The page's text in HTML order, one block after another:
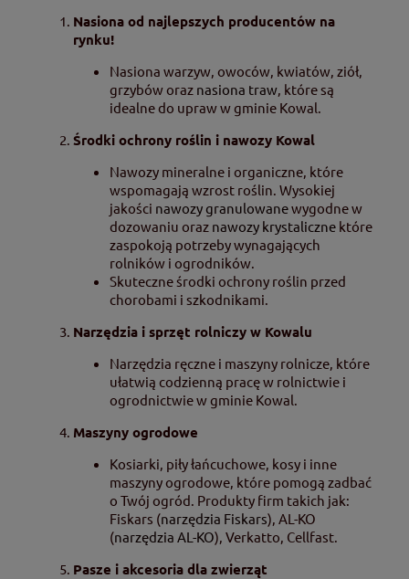
Nasiona od najlepszych producentów na
rynku!
Nasiona warzyw, owoców, kwiatów, ziół,
grzybów oraz nasiona traw, które są
idealne do upraw w gminie Kowal.
Środki ochrony roślin i nawozy Kowal
Nawozy mineralne i organiczne, które
wspomagają wzrost roślin. Wysokiej
jakości nawozy granulowanewygodne w
dozowaniu oraz nawozy krystaliczne które
zaspokoją potrzeby wynagających
rolników i ogrodników.
Skuteczne środki ochrony roślin przed
chorobami i szkodnikami.
Narzędzia i sprzęt rolniczy w Kowalu
Narzędzia ręczne i maszyny rolnicze, które
ułatwią codzienną pracę w rolnictwie i
ogrodnictwie w gminie Kowal.
Maszyny ogrodowe
Kosiarki, piły łańcuchowe, kosy i inne
maszyny ogrodowe, które pomogą zadbać
o Twój ogród. Produkty firm takich jak:
Fiskars (narzędzia Fiskars), AL-KO
(narzędzia AL-KO), Verkatto, Cellfast.
Pasze i akcesoria dla zwierząt